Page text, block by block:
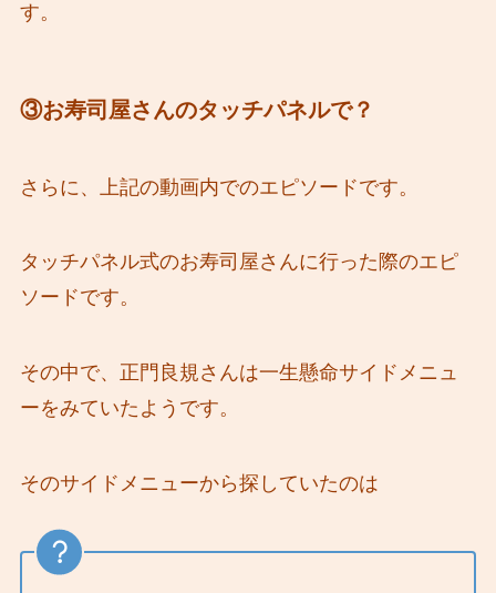
す。
③お寿司屋さんのタッチパネルで？
さらに、上記の動画内でのエピソードです。
タッチパネル式のお寿司屋さんに行った際のエピ
ソードです。
その中で、正門良規さんは一生懸命サイドメニュ
ーをみていたようです。
そのサイドメニューから探していたのは